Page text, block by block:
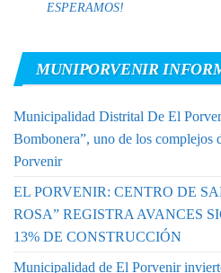
ESPERAMOS!
MUNIPORVENIR
Municipalidad Distrital De El
Bombonera”, uno de los complejos
Porvenir
EL PORVENIR: CENTRO DE
ROSA” REGISTRA AVANCES
13% DE CONSTRUCCIÓN
Municipalidad de El Porvenir